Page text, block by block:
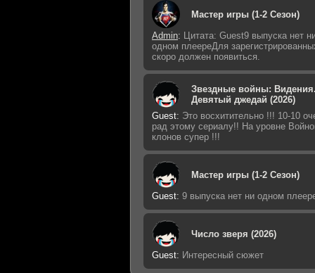
Мастер игры (1-2 Сезон)
Admin: Цитата: Guest9 выпуска нет
одном плеереДля
скоро должен появиться.
Звездные войны: Видения.
Девятый джедай (2026)
Guest: Это восхитительно !!! 10-10
рад этому сериалу!! На уровне
клонов супер !!!
Мастер игры (1-2 Сезон)
Guest: 9 выпуска нет ни одном
Число зверя (2026)
Guest: Интересный сюжет